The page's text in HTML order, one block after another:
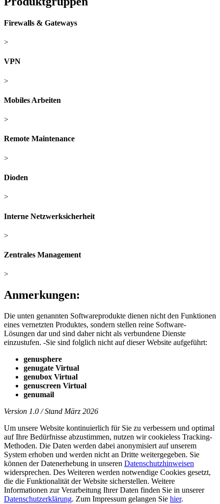
Firewalls & Gateways
>
VPN
>
Mobiles Arbeiten
>
Remote Maintenance
>
Dioden
>
Interne Netzwerksicherheit
>
Zentrales Management
>
Anmerkungen:
Die unten genannten Softwareprodukte dienen nicht den Funktionen
eines vernetzten Produktes, sondern stellen reine Software-
Lösungen dar und sind daher nicht als verbundene Dienste
einzustufen. -Sie sind folglich nicht auf dieser Website aufgeführt:
genusphere
genugate Virtual
genubox Virtual
genuscreen Virtual
genumail
Version 1.0 / Stand März 2026
Um unsere Website kontinuierlich für Sie zu verbessern und optimal
auf Ihre Bedürfnisse abzustimmen, nutzen wir cookieless Tracking-
Methoden. Die Daten werden dabei anonymisiert auf unserem
System erhoben und werden nicht an Dritte weitergegeben. Sie
können der Datenerhebung in unseren Datenschutzhinweisen
widersprechen. Des Weiteren werden notwendige Cookies gesetzt,
die die Funktionalität der Website sicherstellen. Weitere
Informationen zur Verarbeitung Ihrer Daten finden Sie in unserer
Datenschutzerklärung. Zum Impressum gelangen Sie hier.